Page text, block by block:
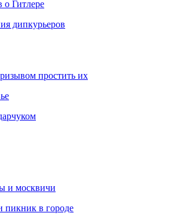
о Гитлере
дипкурьеров
простить их
и москвичи
пикник в городе